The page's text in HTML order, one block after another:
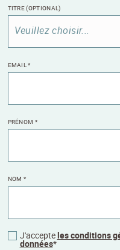
TITRE(OPTIONAL)
Veuillez choisir...
EMAIL*
PRÉNOM *
NOM *
J'accepteles conditions
données*